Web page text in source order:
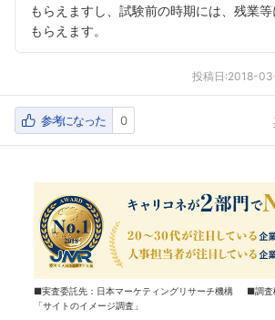
もらえますし、試験前の時期には、残業
もらえます。
投稿日:2018-
参考になった 0
■実査委託先：日本マーケティングリサーチ機構 ■調査
「サイトのイメージ調査」